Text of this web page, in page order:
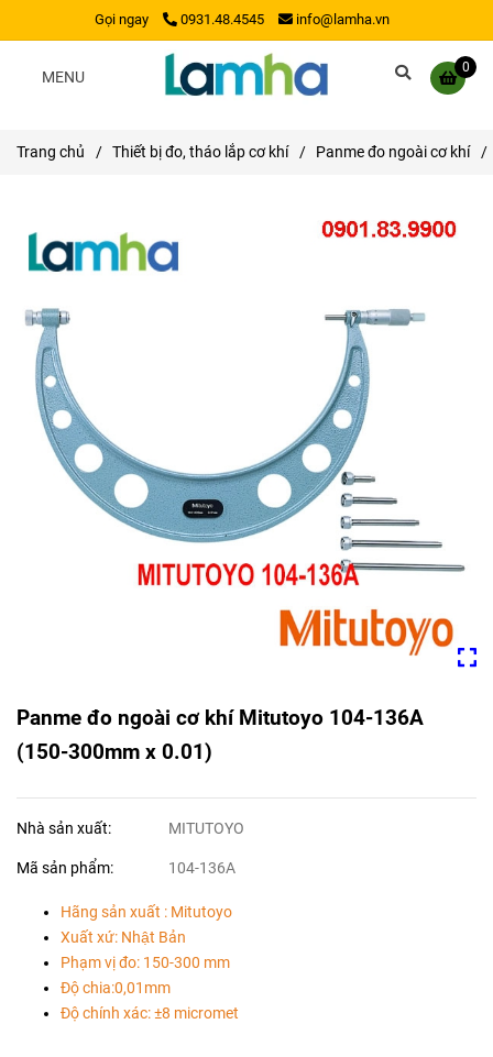
Gọi ngay 0931.48.4545 info@lamha.vn
0
MENU
Trang chủ / Thiết bị đo, tháo lắp cơ khí / Panme đo ngoài cơ khí /
Panme đo ngoài cơ khí Mitutoyo 104-136A
(150-300mm x 0.01)
Nhà sản xuất: MITUTOYO
Mã sản phẩm: 104-136A
Hãng sản xuất : Mitutoyo
Xuất xứ: Nhật Bản
Phạm vị đo: 150-300 mm
Độ chia:0,01mm
Độ chính xác: ±8 micromet